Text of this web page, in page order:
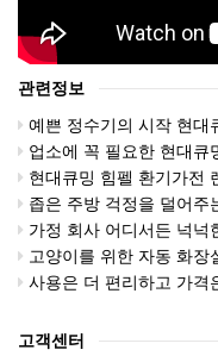
관련정보
예쁜 정수기의 시작 현대
업소에 꼭 필요한 현대큐
현대큐밍 힘펠 환기가전
좁은 주방 걱정을 덜어주는
가정 회사 어디서든 넉넉
고양이를 위한 자동 화장
사용은 더 편리하고 가격은
고객센터